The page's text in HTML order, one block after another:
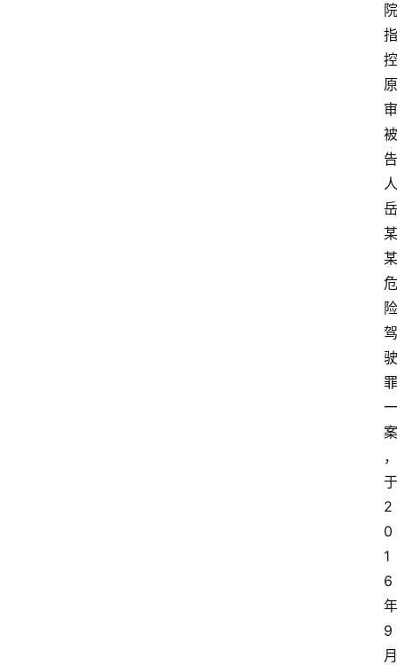
院
指
控
原
审
被
告
人
岳
某
某
危
险
驾
驶
罪
一
案
，
于
2
0
1
6
年
9
月